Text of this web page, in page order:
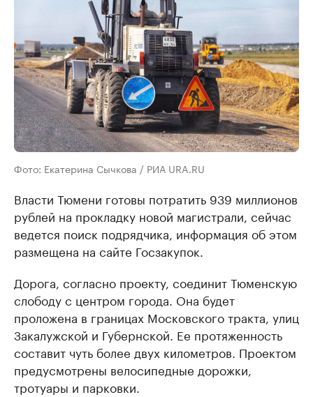
Фото: Екатерина Сычкова / РИА URA.RU
Власти Тюмени готовы потратить 939 миллионов
рублей на прокладку новой магистрали, сейчас
ведется поиск подрядчика, информация об этом
размещена на сайте Госзакупок.
Дорога, согласно проекту, соединит Тюменскую
слободу с центром города. Она будет
проложена в границах Московского тракта, улиц
Закалужской и Губернской. Ее протяженность
составит чуть более двух километров. Проектом
предусмотрены велосипедные дорожки,
тротуары и парковки.